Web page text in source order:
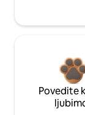
Povedite